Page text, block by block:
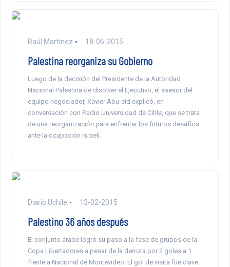
Raúl Martínez 18-06-2015
Palestina reorganiza su Gobierno
Luego de la decisión del Presidente de la Autoridad
Nacional Palestina de disolver el Ejecutivo, el asesor del
equipo negociador, Xavier Abu-eid explicó, en
conversación con Radio Universidad de Cihle, que se trata
de una reorganización para enfrentar los futuros desafíos
ante la ocupación israelí.
Diario Uchile 13-02-2015
Palestino 36 años después
El conjunto árabe logró su paso a la fase de grupos de la
Copa Libertadores a pesar de la derrota por 2 goles a 1
frente a Nacional de Montevideo. El gol de visita fue clave